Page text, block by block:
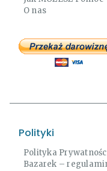
O nas
Polityki
Polityka
Bazarek –